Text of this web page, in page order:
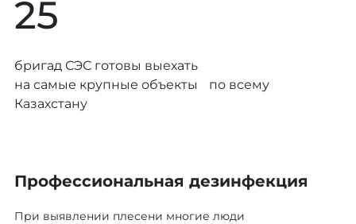
25
бригад СЭС готовы выехать
на самые крупные объекты по всему
Казахстану
Профессиональная дезинфекция
При выявлении плесени многие люди